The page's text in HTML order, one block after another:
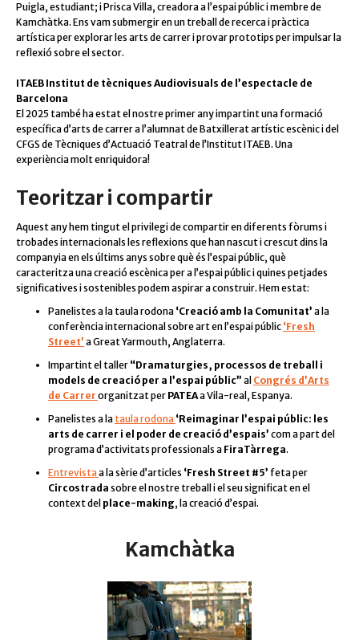
Puigla, estudiant; i Prisca Villa, creadora a l’espai públic i membre de
Kamchàtka. Ens vam submergir en un treball de recerca i pràctica
artística per explorar les arts de carrer i provar prototips per impulsar la
reflexió sobre el sector.
ITAEB Institut de tècniques Audiovisuals de l’espectacle de
Barcelona
El 2025 també ha estat el nostre primer any impartint una formació
específica d’arts de carrer a l’alumnat de Batxillerat artístic escènic i del
CFGS de Tècniques d’Actuació Teatral de l’Institut ITAEB. Una
experiència molt enriquidora!
Teoritzar i compartir
Aquest any hem tingut el privilegi de compartir en diferents fòrums i
trobades internacionals les reflexions que han nascut i crescut dins la
companyia en els últims anys sobre què és l’espai públic, què
caracteritza una creació escènica per a l’espai públic i quines petjades
significatives i sostenibles podem aspirar a construir. Hem estat:
Panelistes a la taula rodona ‘Creació amb la Comunitat’ a la
conferència internacional sobre art en l’espai públic ‘Fresh
Street’ a Great Yarmouth, Anglaterra.
Impartint el taller “Dramaturgies, processos de treball i
models de creació per a l’espai públic” al Congrés d’Arts
de Carrer organitzat per PATEAa Vila-real, Espanya.
Panelistes a lataula rodona ‘Reimaginar l’espai públic: les
arts de carrer i el poder de creació d’espais’ com a part del
programa d’activitats professionals a FiraTàrrega.
Entrevistaa la sèrie d’articles ‘Fresh Street #5’ feta per
Circostrada sobre el nostre treball i el seu significat en el
context del place-making, la creació d’espai.
Kamchàtka